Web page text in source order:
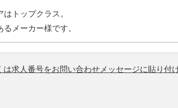
トップクラス。
メーカー様です。
求人番号をお問い合わせメッセージに貼り付